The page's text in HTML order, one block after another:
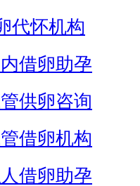
代怀机构
借卵助孕
供卵咨询
借卵机构
借卵助孕